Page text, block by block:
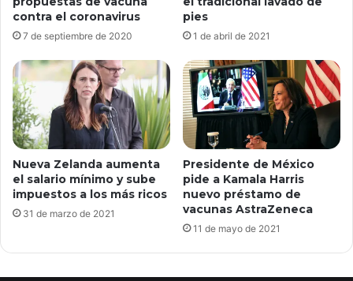
contra el coronavirus
7 de septiembre de 2020
pies
1 de abril de 2021
Nueva Zelanda aumenta
el salario mínimo y sube
impuestos a los más ricos
31 de marzo de 2021
Presidente de México
pide a Kamala Harris
nuevo préstamo de
vacunas AstraZeneca
11 de mayo de 2021